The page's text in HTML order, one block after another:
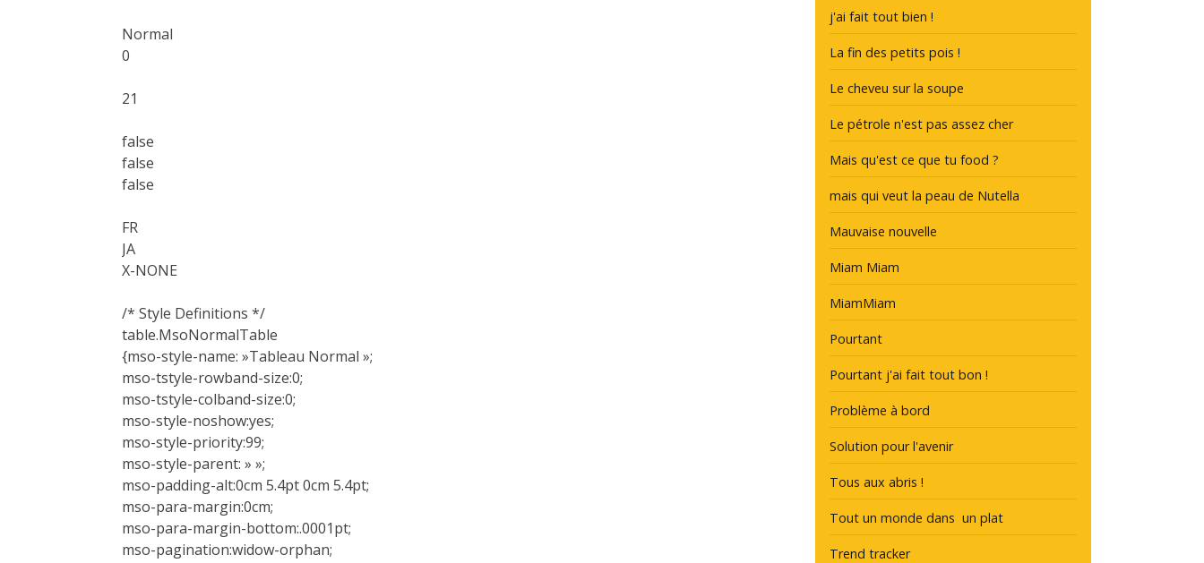
Normal
0
21
false
false
false
FR
JA
X-NONE
/* Style Definitions */
table.MsoNormalTable
{mso-style-name: »Tableau Normal »;
mso-tstyle-rowband-size:0;
mso-tstyle-colband-size:0;
mso-style-noshow:yes;
mso-style-priority:99;
mso-style-parent: » »;
mso-padding-alt:0cm 5.4pt 0cm 5.4pt;
mso-para-margin:0cm;
mso-para-margin-bottom:.0001pt;
mso-pagination:widow-orphan;
j'ai fait tout bien !
La fin des petits pois !
Le cheveu sur la soupe
Le pétrole n'est pas assez cher
Mais qu'est ce que tu food ?
mais qui veut la peau de Nutella
Mauvaise nouvelle
Miam Miam
MiamMiam
Pourtant
Pourtant j'ai fait tout bon !
Problème à bord
Solution pour l'avenir
Tous aux abris !
Tout un monde dans un plat
Trend tracker